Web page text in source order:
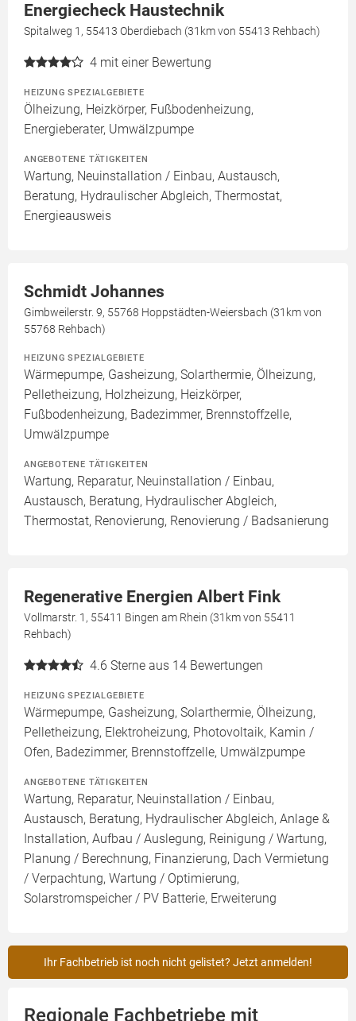
Energiecheck Haustechnik
Spitalweg 1, 55413 Oberdiebach (31km von 55413 Rehbach)
4 mit einer Bewertung
HEIZUNG SPEZIALGEBIETE
Ölheizung, Heizkörper, Fußbodenheizung,
Energieberater, Umwälzpumpe
ANGEBOTENE TÄTIGKEITEN
Wartung, Neuinstallation / Einbau, Austausch,
Beratung, Hydraulischer Abgleich, Thermostat,
Energieausweis
Schmidt Johannes
Gimbweilerstr. 9, 55768 Hoppstädten-Weiersbach (31km von
55768 Rehbach)
HEIZUNG SPEZIALGEBIETE
Wärmepumpe, Gasheizung, Solarthermie, Ölheizung,
Pelletheizung, Holzheizung, Heizkörper,
Fußbodenheizung, Badezimmer, Brennstoffzelle,
Umwälzpumpe
ANGEBOTENE TÄTIGKEITEN
Wartung, Reparatur, Neuinstallation / Einbau,
Austausch, Beratung, Hydraulischer Abgleich,
Thermostat, Renovierung, Renovierung / Badsanierung
Regenerative Energien Albert Fink
Vollmarstr. 1, 55411 Bingen am Rhein (31km von 55411
Rehbach)
4.6 Sterne aus 14 Bewertungen
HEIZUNG SPEZIALGEBIETE
Wärmepumpe, Gasheizung, Solarthermie, Ölheizung,
Pelletheizung, Elektroheizung, Photovoltaik, Kamin /
Ofen, Badezimmer, Brennstoffzelle, Umwälzpumpe
ANGEBOTENE TÄTIGKEITEN
Wartung, Reparatur, Neuinstallation / Einbau,
Austausch, Beratung, Hydraulischer Abgleich, Anlage &
Installation, Aufbau / Auslegung, Reinigung / Wartung,
Planung / Berechnung, Finanzierung, Dach Vermietung
/ Verpachtung, Wartung / Optimierung,
Solarstromspeicher / PV Batterie, Erweiterung
Ihr Fachbetrieb ist noch nicht gelistet? Jetzt anmelden!
Regionale Fachbetriebe mit